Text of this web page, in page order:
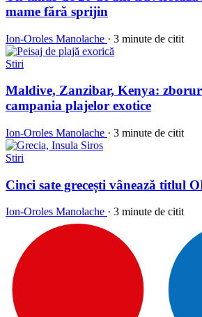
mame fără sprijin
Ion-Oroles Manolache · 3 minute de citit
Stiri
Maldive, Zanzibar, Kenya:
campania plajelor exotice
Ion-Oroles Manolache · 3 minute de citit
Stiri
Cinci sate grecești vânează titlul
Ion-Oroles Manolache · 3 minute de citit